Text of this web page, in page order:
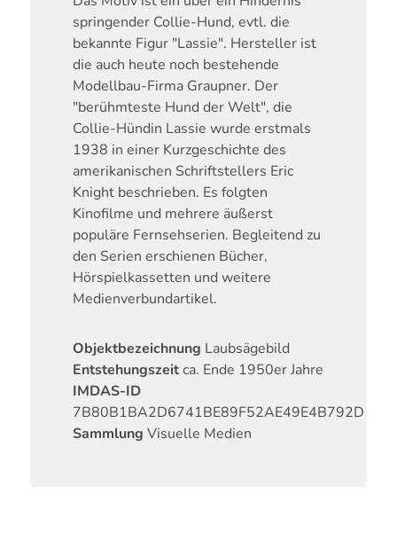
springender Collie-Hund, evtl. die
bekannte Figur "Lassie". Hersteller ist
die auch heute noch bestehende
Modellbau-Firma Graupner. Der
"berühmteste Hund der Welt", die
Collie-Hündin Lassie wurde erstmals
1938 in einer Kurzgeschichte des
amerikanischen Schriftstellers Eric
Knight beschrieben. Es folgten
Kinofilme und mehrere äußerst
populäre Fernsehserien. Begleitend zu
den Serien erschienen Bücher,
Hörspielkassetten und weitere
Medienverbundartikel.
Objektbezeichnung Laubsägebild
Entstehungszeitca. Ende 1950er Jahre
IMDAS-ID
7B80B1BA2D6741BE89F52AE49E4B792D
Sammlung Visuelle Medien